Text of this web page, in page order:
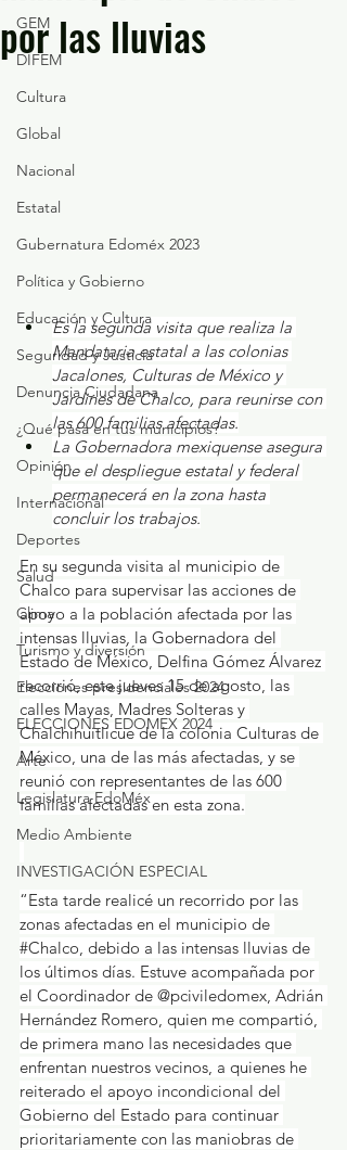
GEM
DIFEM
Cultura
Global
Nacional
Estatal
Gubernatura Edoméx 2023
Política y Gobierno
Educación y Cultura
Seguridad y Justicia
Denuncia Ciudadana
¿Qué pasa en tus municipios?
Opinión
Internacional
Deportes
Salud
Clima
Turismo y diversión
Elecciones presidenciales 2024
ELECCIONES EDOMEX 2024
Arte
Legislatura EdoMéx
Medio Ambiente
INVESTIGACIÓN ESPECIAL
por las lluvias
Es la segunda visita que realiza la
Mandataria estatal a las colonias
Jacalones, Culturas de México y
Jardines de Chalco, para reunirse con
las 600 familias afectadas.
La Gobernadora mexiquense asegura
que el despliegue estatal y federal
permanecerá en la zona hasta
concluir los trabajos.
En su segunda visita al municipio de
Chalco para supervisar las acciones de
apoyo a la población afectada por las
intensas lluvias, la Gobernadora del
Estado de México, Delfina Gómez Álvarez
recorrió, este jueves 15 de agosto, las
calles Mayas, Madres Solteras y
Chalchihuitlicue de la colonia Culturas de
México, una de las más afectadas, y se
reunió con representantes de las 600
familias afectadas en esta zona.
“Esta tarde realicé un recorrido por las
zonas afectadas en el municipio de
#Chalco , debido a las intensas lluvias de
los últimos días. Estuve acompañada por
el Coordinador de @pciviledomex, Adrián
Hernández Romero, quien me compartió,
de primera mano las necesidades que
enfrentan nuestros vecinos, a quienes he
reiterado el apoyo incondicional del
Gobierno del Estado para continuar
prioritariamente con las maniobras de